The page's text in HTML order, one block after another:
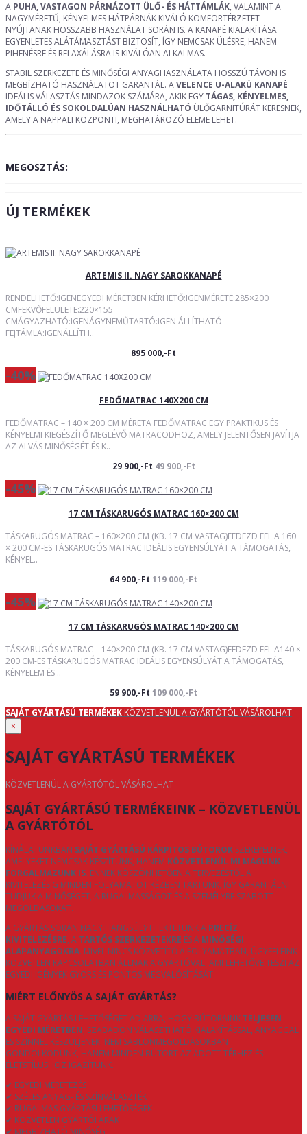
A PUHA, VASTAGON PÁRNÁZOTT ÜLŐ- ÉS HÁTTÁMLÁK, VALAMINT A
NAGYMÉRETŰ, KÉNYELMES HÁTPÁRNÁK KIVÁLÓ KOMFORTÉRZETET
NYÚJTANAK HOSSZABB HASZNÁLAT SORÁN IS. A KANAPÉ KIALAKÍTÁSA
EGYENLETES ALÁTÁMASZTÁST BIZTOSÍT, ÍGY NEMCSAK ÜLÉSRE, HANEM
PIHENÉSRE ÉS RELAXÁLÁSRA IS KIVÁLÓAN ALKALMAS.
STABIL SZERKEZETE ÉS MINŐSÉGI ANYAGHASZNÁLATA HOSSZÚ TÁVON IS
MEGBÍZHATÓ HASZNÁLATOT GARANTÁL. AVELENCE U-ALAKÚ KANAPÉ
IDEÁLIS VÁLASZTÁS MINDAZOK SZÁMÁRA, AKIK EGY TÁGAS, KÉNYELMES,
IDŐTÁLLÓ ÉS SOKOLDALÚAN HASZNÁLHATÓ ÜLŐGARNITÚRÁT KERESNEK,
AMELY A NAPPALI KÖZPONTI, MEGHATÁROZÓ ELEME LEHET.
MEGOSZTÁS:
ÚJ TERMÉKEK
ARTEMIS II. NAGY SAROKKANAPÉ
RENDELHETŐ:IGENEGYEDI MÉRETBEN KÉRHETŐ:IGENMÉRETE:285×200
CMFEKVŐFELÜLETE:220×155
CMÁGYAZHATÓ:IGENÁGYNEMŰTARTÓ:IGEN ÁLLÍTHATÓ
FEJTÁMLA:IGENÁLLÍTH..
895 000,-Ft
-40%
FEDŐMATRAC 140X200 CM
FEDŐMATRAC – 140 × 200 CM MÉRETA FEDŐMATRAC EGY PRAKTIKUS ÉS
KÉNYELMI KIEGÉSZÍTŐ MEGLÉVŐ MATRACODHOZ, AMELY JELENTŐSEN JAVÍTJA
AZ ALVÁS MINŐSÉGÉT ÉS K..
29 900,-Ft 49 900,-Ft
-45%
17 CM TÁSKARUGÓS MATRAC 160×200 CM
TÁSKARUGÓS MATRAC – 160×200 CM (KB. 17 CM VASTAG)FEDEZD FEL A 160
× 200 CM-ES TÁSKARUGÓS MATRAC IDEÁLIS EGYENSÚLYÁT A TÁMOGATÁS,
KÉNYEL..
64 900,-Ft 119 000,-Ft
-45%
17 CM TÁSKARUGÓS MATRAC 140×200 CM
TÁSKARUGÓS MATRAC – 140×200 CM (KB. 17 CM VASTAG)FEDEZD FEL A140 ×
200 CM-ES TÁSKARUGÓS MATRAC IDEÁLIS EGYENSÚLYÁT A TÁMOGATÁS,
KÉNYELEM ÉS ..
59 900,-Ft 109 000,-Ft
SAJÁT GYÁRTÁSÚ TERMÉKEK KÖZVETLENÜL A GYÁRTÓTÓL VÁSÁROLHAT
×
SAJÁT GYÁRTÁSÚ TERMÉKEK
KÖZVETLENÜL A GYÁRTÓTÓL VÁSÁROLHAT
SAJÁT GYÁRTÁSÚ TERMÉKEINK – KÖZVETLENÜL
A GYÁRTÓTÓL
KÍNÁLATUNKBAN SAJÁT GYÁRTÁSÚ KÁRPITOS BÚTOROK SZEREPELNEK,
AMELYEKET NEMCSAK KÉSZÍTÜNK, HANEM KÖZVETLENÜL MI MAGUNK
FORGALMAZUNK IS. ENNEK KÖSZÖNHETŐEN A TERVEZÉSTŐL A
KIVITELEZÉSIG MINDEN FOLYAMATOT KÉZBEN TARTUNK, ÍGY GARANTÁLNI
TUDJUK A MINŐSÉGET, A RUGALMASSÁGOT ÉS A SZEMÉLYRE SZABOTT
MEGOLDÁSOKAT.
A GYÁRTÁS SORÁN NAGY HANGSÚLYT FEKTETÜNK A PRECÍZ
KIVITELEZÉSRE, A TARTÓS SZERKEZETEKRE ÉS A MINŐSÉGI
ALAPANYAGOKRA. MIVEL NINCS KÖZVETÍTŐ A FOLYAMATBAN, ÜGYFELEINK
KÖZVETLEN KAPCSOLATBAN ÁLLNAK A GYÁRTÓVAL, AMI LEHETŐVÉ TESZI AZ
EGYEDI IGÉNYEK GYORS ÉS PONTOS MEGVALÓSÍTÁSÁT.
MIÉRT ELŐNYÖS A SAJÁT GYÁRTÁS?
A SAJÁT GYÁRTÁS LEHETŐSÉGET AD ARRA, HOGY BÚTORAINK TELJESEN
EGYEDI MÉRETBEN, SZABADON VÁLASZTHATÓ KIALAKÍTÁSSAL, ANYAGGAL
ÉS SZÍNNEL KÉSZÜLJENEK. NEM SABLONMEGOLDÁSOKBAN
GONDOLKODUNK, HANEM MINDEN BÚTORT AZ ADOTT TÉRHEZ ÉS
ÉLETSTÍLUSHOZ IGAZÍTUNK.
✔ EGYEDI MÉRETEZÉS
✔ SZÉLES ANYAG- ÉS SZÍNVÁLASZTÉK
✔ RUGALMAS GYÁRTÁSI LEHETŐSÉGEK
✔ KÖZVETLEN GYÁRTÓI ÁRAK
✔ MEGBÍZHATÓ MINŐSÉG